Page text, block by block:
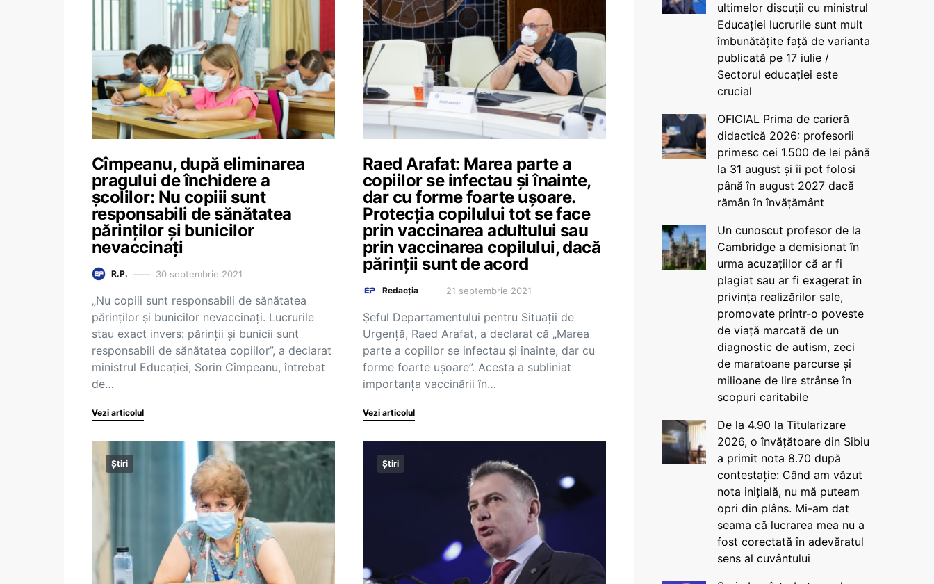
Cîmpeanu, după eliminarea
pragului de închidere a
școlilor: Nu copiii sunt
responsabili de sănătatea
părinților și bunicilor
nevaccinați
R.P. 30 septembrie 2021
„Nu copiii sunt responsabili de sănătatea
părinților și bunicilor nevaccinați. Lucrurile
stau exact invers: părinții și bunicii sunt
responsabili de sănătatea copiilor”, a declarat
ministrul Educației, Sorin Cîmpeanu, întrebat
de…
Vezi articolul
Raed Arafat: Marea parte a
copiilor se infectau și înainte,
dar cu forme foarte ușoare.
Protecția copilului tot se face
prin vaccinarea adultului sau
prin vaccinarea copilului, dacă
părinții sunt de acord
Redacția 21 septembrie 2021
Şeful Departamentului pentru Situaţii de
Urgenţă, Raed Arafat, a declarat că „Marea
parte a copiilor se infectau și înainte, dar cu
forme foarte ușoare”. Acesta a subliniat
importanța vaccinării în…
Vezi articolul
Știri Știri
ultimelor discuții cu ministrul
Educației lucrurile sunt mult
îmbunătățite față de varianta
publicată pe 17 iulie /
Sectorul educației este
crucial
OFICIAL Prima de carieră
didactică 2026: profesorii
primesc cei 1.500 de lei până
la 31 august și îi pot folosi
până în august 2027 dacă
rămân în învățământ
Un cunoscut profesor de la
Cambridge a demisionat în
urma acuzațiilor că ar fi
plagiat sau ar fi exagerat în
privința realizărilor sale,
promovate printr-o poveste
de viață marcată de un
diagnostic de autism, zeci
de maratoane parcurse și
milioane de lire strânse în
scopuri caritabile
De la 4.90 la Titularizare
2026, o învățătoare din Sibiu
a primit nota 8.70 după
contestație: Când am văzut
nota inițială, nu mă puteam
opri din plâns. Mi-am dat
seama că lucrarea mea nu a
fost corectată în adevăratul
sens al cuvântului